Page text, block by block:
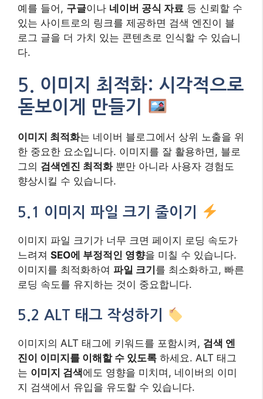
예를 들어, 구글이나 네이버 공식 자료 등 신뢰할 수
있는 사이트로의 링크를 제공하면 검색 엔진이 블
로그 글을 더 가치 있는 콘텐츠로 인식할 수 있습니
다.
5. 이미지 최적화: 시각적으로
돋보이게 만들기
이미지 최적화는 네이버 블로그에서 상위 노출을 위
한 중요한 요소입니다. 이미지를 잘 활용하면, 블로
그의 검색엔진 최적화뿐만 아니라 사용자 경험도
향상시킬 수 있습니다.
5.1 이미지 파일 크기 줄이기
이미지 파일 크기가 너무 크면 페이지 로딩 속도가
느려져 SEO에 부정적인 영향을 미칠 수 있습니다.
이미지를 최적화하여 파일 크기를 최소화하고, 빠른
로딩 속도를 유지하는 것이 중요합니다.
5.2 ALT 태그 작성하기
이미지의 ALT 태그에 키워드를 포함시켜, 검색 엔
진이 이미지를 이해할 수 있도록 하세요. ALT 태그
는 이미지 검색에도 영향을 미치며, 네이버의 이미
지 검색에서 유입을 유도할 수 있습니다.